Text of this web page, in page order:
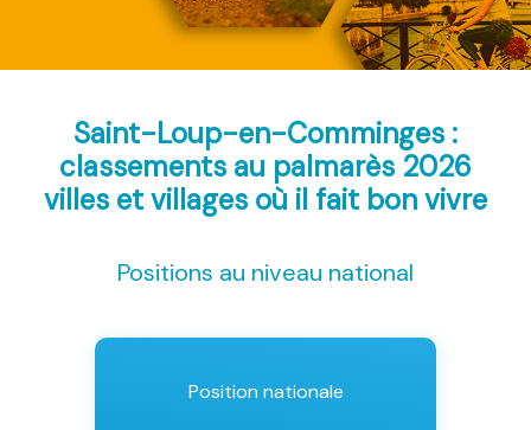
Saint-Loup-en-Comminges :
classements au palmarès 2026
villes et villages où il fait bon vivre
Positions au niveau national
Position nationale